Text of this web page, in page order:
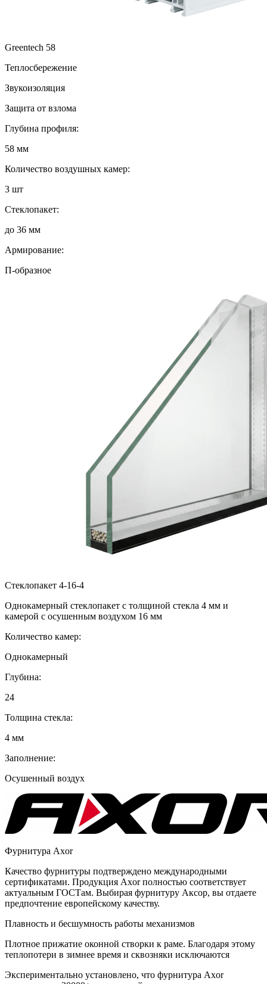
Greentech 58
Теплосбережение
Звукоизоляция
Защита от взлома
Глубина профиля:
58 мм
Количество воздушных камер:
3 шт
Стеклопакет:
до 36 мм
Армирование:
П-образное
Стеклопакет 4-16-4
Однокамерный стеклопакет с толщиной стекла 4 мм и
камерой с осушенным воздухом 16 мм
Количество камер:
Однокамерный
Глубина:
24
Толщина стекла:
4 мм
Заполнение:
Осушенный воздух
Фурнитура Axor
Качество фурнитуры подтверждено международными
сертификатами. Продукция Axor полностью соответствует
актуальным ГОСТам. Выбирая фурнитуру Аксор, вы отдаете
предпочтение европейскому качеству.
Плавность и бесшумность работы механизмов
Плотное прижатие оконной створки к раме. Благодаря этому
теплопотери в зимнее время и сквозняки исключаются
Экспериментально установлено, что фурнитура Аxor